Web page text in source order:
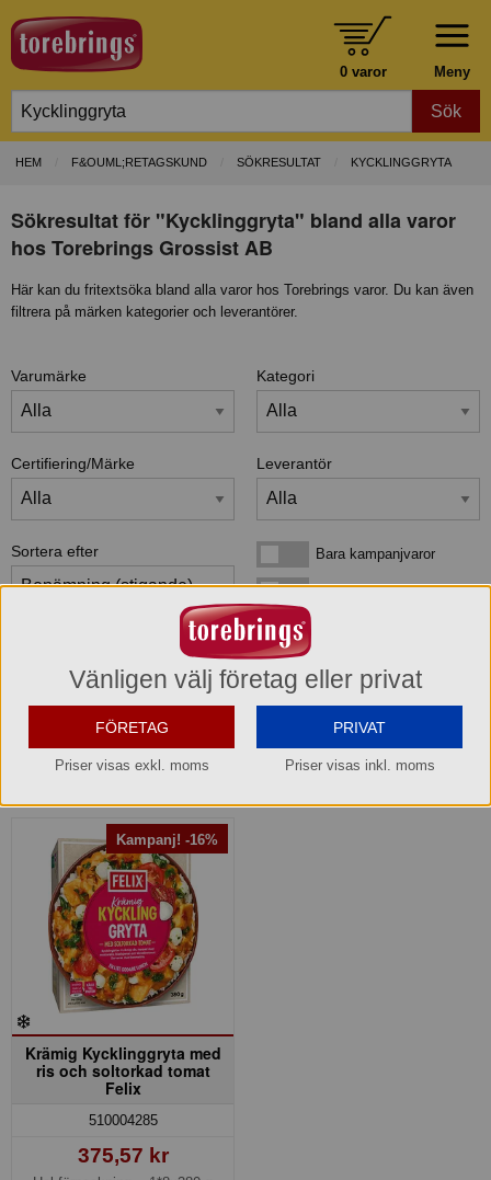
Meny
0 varor
Sök
HEM F&OUML;RETAGSKUND SÖKRESULTAT KYCKLINGGRYTA
Sökresultat för "Kycklinggryta" bland alla varor
hos Torebrings Grossist AB
Här kan du fritextsöka bland alla varor hos Torebrings varor. Du kan även
filtrera på märken kategorier och leverantörer.
Varumärke Kategori
Certifiering/Märke Leverantör
Sortera efter Bara kampanjvarorBara kampanjvaror
Bara lagervarorBara lagervaror
Visa maxläge 1 vara/rad
Visa standardlägeVisa standardläge 2 varor/rad
produktersom matchar din sökning:
Kampanj! -16%
Krämig Kycklinggryta med
ris och soltorkad tomat
Felix
510004285
375,57 kr
Vänligen välj företag eller privat
FÖRETAG
Priser visas exkl. moms
PRIVAT
Priser visas inkl. moms